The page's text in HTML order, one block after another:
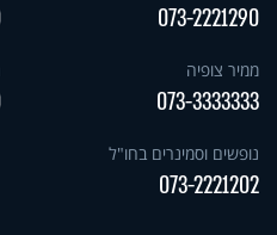
073-2221290
ממיר צופיה
073-3333333
נופשים וסמינרים בחו"ל
073-2221202